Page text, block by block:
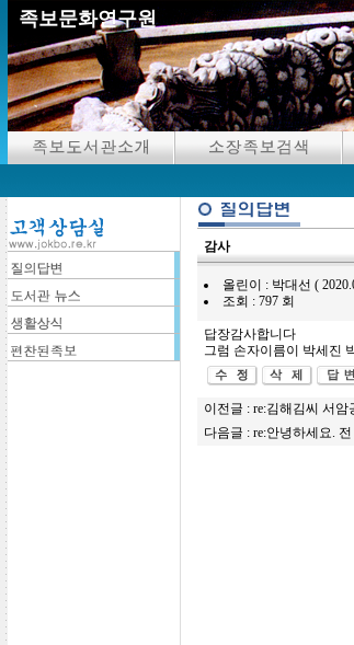
족보문화연구원
감사
올린이 : 박대선 (
조회 : 797 회
답장감사합니다
그럼 손자이름이 박세진
이전글 : re:김해김씨 서암
다음글 : re:안녕하세요.